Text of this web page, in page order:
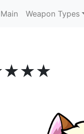
Main Weapon Types